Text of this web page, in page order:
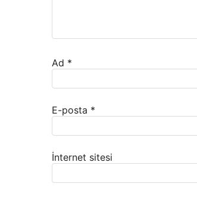
Ad *
E-posta *
İnternet sitesi